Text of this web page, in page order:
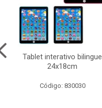
Tablet interativo bilingue
24x18cm
Código: 830030